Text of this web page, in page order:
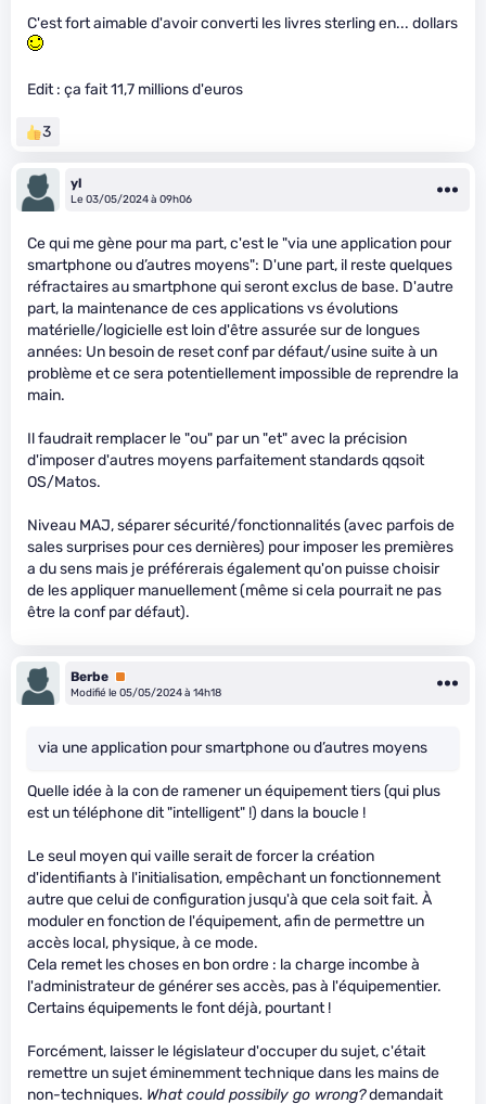
C'est fort aimable d'avoir converti les livres sterling en... dollars
Edit : ça fait 11,7 millions d'euros
3
yl
Le 03/05/2024 à 09h06
Ce qui me gène pour ma part, c'est le "via une application pour
smartphone ou d’autres moyens": D'une part, il reste quelques
réfractaires au smartphone qui seront exclus de base. D'autre
part, la maintenance de ces applications vs évolutions
matérielle/logicielle est loin d'être assurée sur de longues
années: Un besoin de reset conf par défaut/usine suite à un
problème et ce sera potentiellement impossible de reprendre la
main.
Il faudrait remplacer le "ou" par un "et" avec la précision
d'imposer d'autres moyens parfaitement standards qqsoit
OS/Matos.
Niveau MAJ, séparer sécurité/fonctionnalités (avec parfois de
sales surprises pour ces dernières) pour imposer les premières
a du sens mais je préférerais également qu'on puisse choisir
de les appliquer manuellement (même si cela pourrait ne pas
être la conf par défaut).
Berbe Premium
Modifié le 05/05/2024 à 14h18
via une application pour smartphone ou d’autres moyens
Quelle idée à la con de ramener un équipement tiers (qui plus
est un téléphone dit "intelligent" !) dans la boucle !
Le seul moyen qui vaille serait de forcer la création
d'identifiants à l'initialisation, empêchant un fonctionnement
autre que celui de configuration jusqu'à que cela soit fait. À
moduler en fonction de l'équipement, afin de permettre un
accès local, physique, à ce mode.
Cela remet les choses en bon ordre : la charge incombe à
l'administrateur de générer ses accès, pas à l'équipementier.
Certains équipements le font déjà, pourtant !
Forcément, laisser le législateur d'occuper du sujet, c'était
remettre un sujet éminemment technique dans les mains de
non-techniques. What could possibily go wrong?demandait